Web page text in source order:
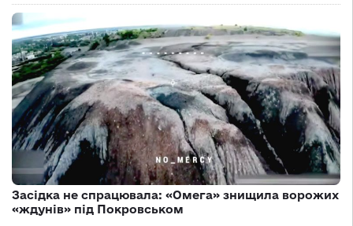
Засідка не спрацювала: «Омега» знищила ворожих
«ждунів» під Покровськом